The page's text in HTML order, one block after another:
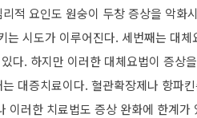
적 요인도 원숭이 두창 증상을 악화
시도가 이루어진다. 세번째는 대체
다. 하지만 이러한 대체요법이 증상
대증치료이다. 혈관확장제나 항파
이러한 치료법도 증상 완화에 한계가